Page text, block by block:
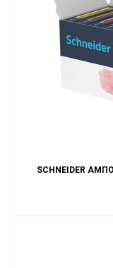
SCHNEIDER